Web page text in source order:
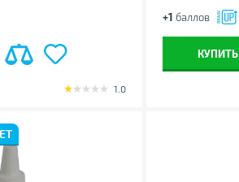
1.0
+1 баллов
КУПИТЬ